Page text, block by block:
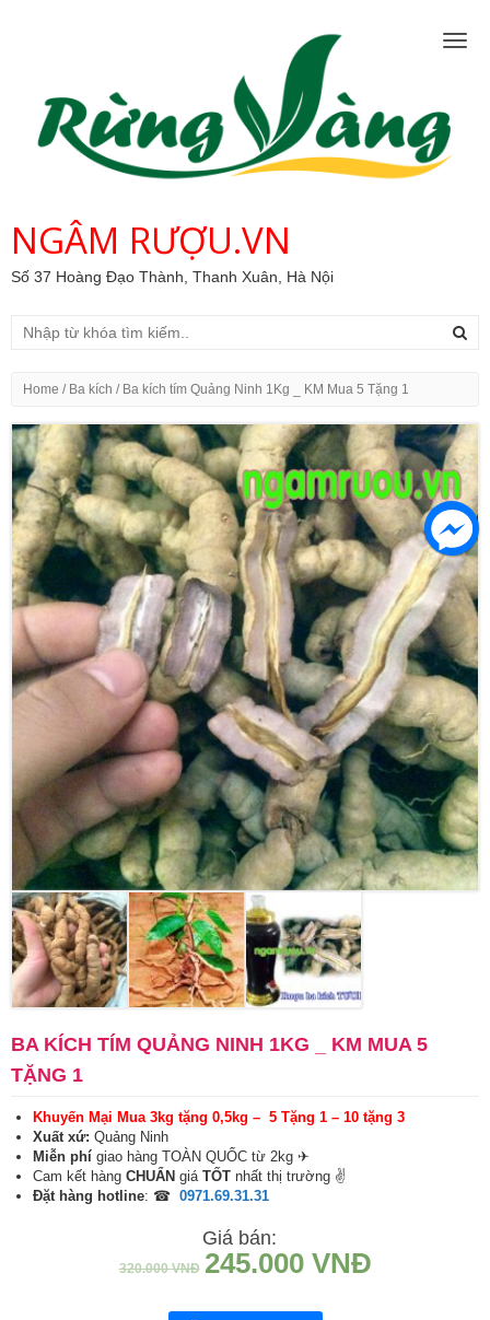
NGÂM RƯỢU.VN
Số 37 Hoàng Đạo Thành, Thanh Xuân, Hà Nội
Home / Ba kích / Ba kích tím Quảng Ninh 1Kg _ KM Mua 5 Tặng 1
BA KÍCH TÍM QUẢNG NINH 1KG _ KM MUA 5
TẶNG 1
Khuyến Mại Mua 3kg tặng 0,5kg – 5 Tặng 1 – 10 tặng 3
Xuất xứ: Quảng Ninh
Miễn phí giao hàng TOÀN QUỐC từ 2kg ✈
Cam kết hàng CHUẨN giá TỐT nhất thị trường ✌
Đặt hàng hotline: ☎ 0971.69.31.31
Giá bán:
320.000VNĐ 245.000 VNĐ